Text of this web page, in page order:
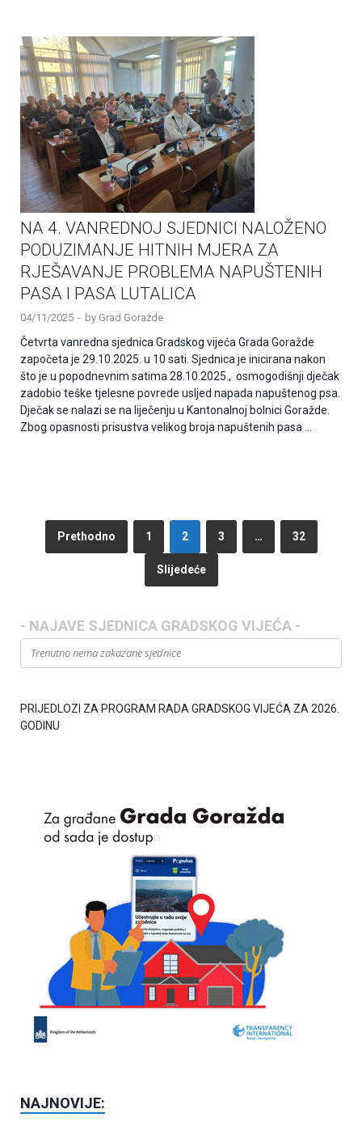
NA 4. VANREDNOJ SJEDNICI NALOŽENO
PODUZIMANJE HITNIH MJERA ZA
RJEŠAVANJE PROBLEMA NAPUŠTENIH
PASA I PASA LUTALICA
04/11/2025 - by Grad Goražde
Četvrta vanredna sjednica Gradskog vijeća Grada Goražde
započeta je 29.10.2025. u 10 sati. Sjednica je inicirana nakon
što je u popodnevnim satima 28.10.2025., osmogodišnji dječak
zadobio teške tjelesne povrede usljed napada napuštenog psa.
Dječak se nalazi se na liječenju u Kantonalnoj bolnici Goražde.
Zbog opasnosti prisustva velikog broja napuštenih pasa …
Prethodno 1 2 3 … 32
Slijedeće
- NAJAVE SJEDNICA GRADSKOG VIJEĆA -
Trenutno nema zakazane sjednice
PRIJEDLOZI ZA PROGRAM RADA GRADSKOG VIJEĆA ZA 2026.
GODINU
NAJNOVIJE: